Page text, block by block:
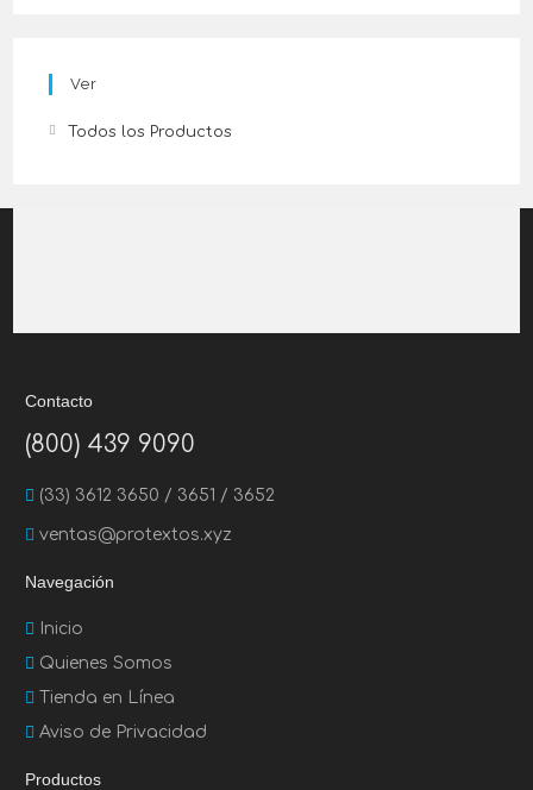
Ver
Todos los Productos
Contacto
(800) 439 9090
(33) 3612 3650 / 3651 / 3652
ventas@protextos.xyz
Navegación
Inicio
Quienes Somos
Tienda en Línea
Aviso de Privacidad
Productos